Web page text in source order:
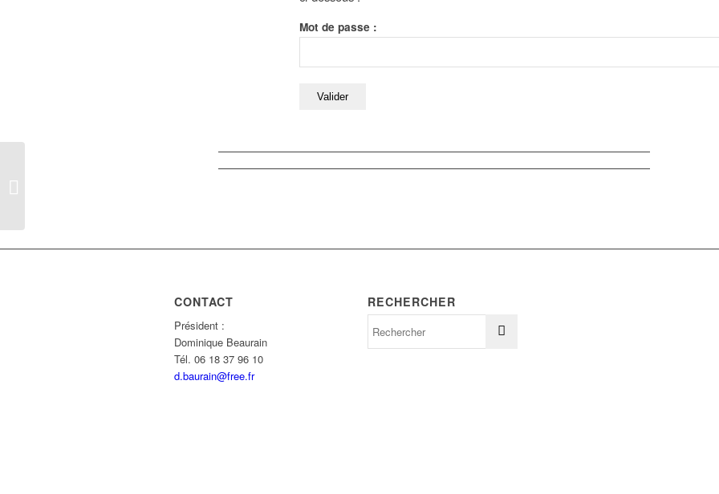
Mot de passe :
CONTACT
Président :
Dominique Beaurain
Tél. 06 18 37 96 10
d.baurain@free.fr
RECHERCHER